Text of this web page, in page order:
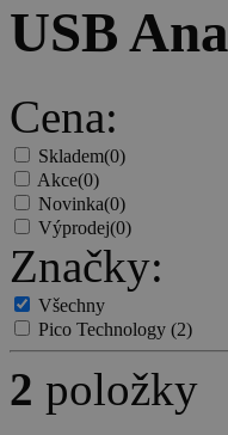
USB
Cena:
Skladem(0)
Akce(0)
Novinka(0)
Výprodej(0)
Značky:
Všechny
Pico Technology (2)
2 položky